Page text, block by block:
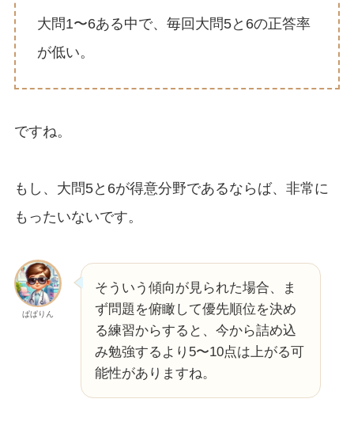
大問1〜6ある中で、毎回大問5と6の正答率
が低い。
ですね。
もし、大問5と6が得意分野であるならば、非常に
もったいないです。
ぱぱりん
そういう傾向が見られた場合、ま
ず問題を俯瞰して優先順位を決め
る練習からすると、今から詰め込
み勉強するより5〜10点は上がる可
能性がありますね。